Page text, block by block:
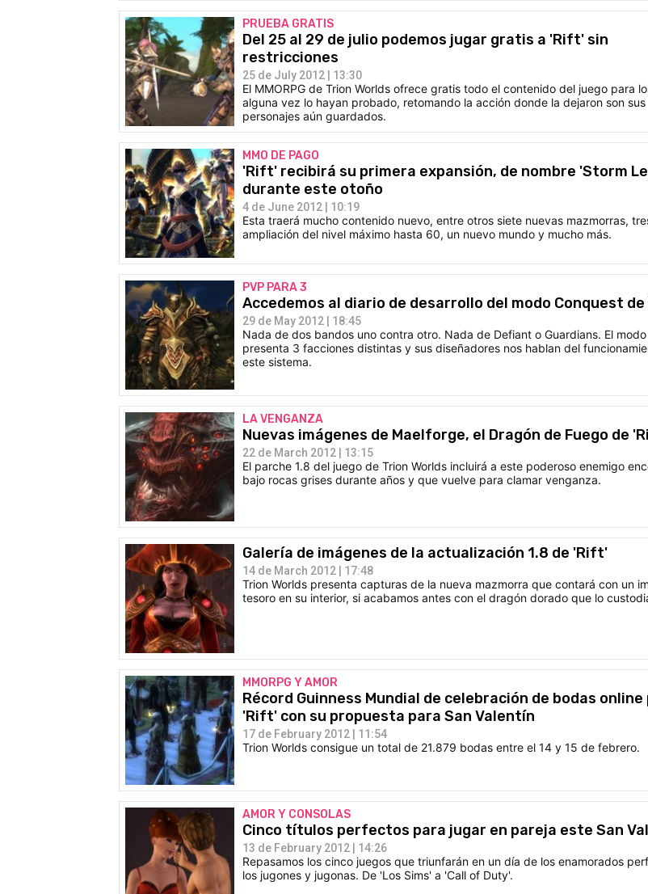
PRUEBA GRATIS
Del 25 al 29 de julio podemos jugar gratis a 'Rift' sin
restricciones
25 de July 2012 | 13:30
El MMORPG de Trion Worlds ofrece gratis todo el contenido del juego para
alguna vez lo hayan probado, retomando la acción donde la dejaron son sus
personajes aún guardados.
MMO DE PAGO
'Rift' recibirá su primera expansión, de nombre 'Storm
durante este otoño
4 de June 2012 | 10:19
Esta traerá mucho contenido nuevo, entre otros siete nuevas mazmorras,
ampliación del nivel máximo hasta 60, un nuevo mundo y mucho más.
PVP PARA 3
Accedemos al diario de desarrollo del modo Conquest
29 de May 2012 | 18:45
Nada de dos bandos uno contra otro. Nada de Defiant o Guardians. El
presenta 3 facciones distintas y sus diseñadores nos hablan del
este sistema.
LA VENGANZA
Nuevas imágenes de Maelforge, el Dragón de Fuego de
22 de March 2012 | 13:15
El parche 1.8 del juego de Trion Worlds incluirá a este poderoso enemigo
bajo rocas grises durante años y que vuelve para clamar venganza.
Galería de imágenes de la actualización 1.8 de 'Rift'
14 de March 2012 | 17:48
Trion Worlds presenta capturas de la nueva mazmorra que contará con un
tesoro en su interior, si acabamos antes con el dragón dorado que lo
MMORPG Y AMOR
Récord Guinness Mundial de celebración de bodas online
'Rift' con su propuesta para San Valentín
17 de February 2012 | 11:54
Trion Worlds consigue un total de 21.879 bodas entre el 14 y 15 de febrero.
AMOR Y CONSOLAS
Cinco títulos perfectos para jugar en pareja este San
13 de February 2012 | 14:26
Repasamos los cinco juegos que triunfarán en un día de los enamorados
los jugones y jugonas. De 'Los Sims' a 'Call of Duty'.